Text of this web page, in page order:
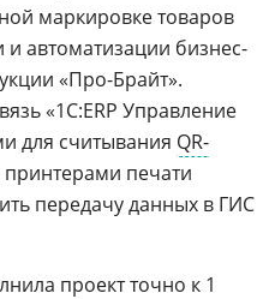
маркировке товаров
автоматизации бизнес-
«Про-Брайт».
«1С:ERP Управление
для считывания QR-
печати
передачу данных в ГИС
проект точно к 1